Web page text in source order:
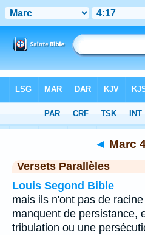
Chapitre 4> Verset 17
◄ Marc
Versets Parallèles
Louis Segond Bible
mais ils n'ont pas de
manquent de persistance,
tribulation ou une